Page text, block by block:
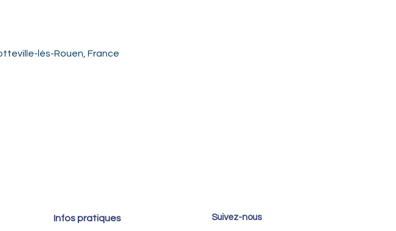
lès-Rouen, France
Infos pratiques Suivez-nous